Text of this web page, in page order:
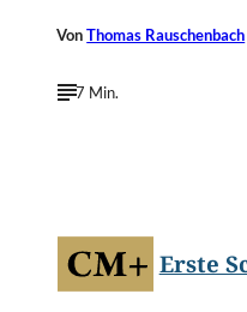
VonThomas Rauschenbach
7 Min.
Erste